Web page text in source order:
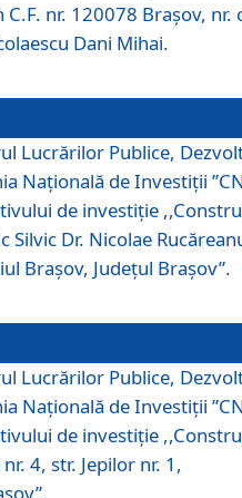
nr. 120078 Brașov, nr.
Dani Mihai.
Lucrărilor Publice,
Naţională de Investiţii
de investiţie
Silvic Dr. Nicolae
Brașov, Județul Brașov”.
Lucrărilor Publice,
Naţională de Investiţii
de investiție
4, str. Jepilor nr. 1,